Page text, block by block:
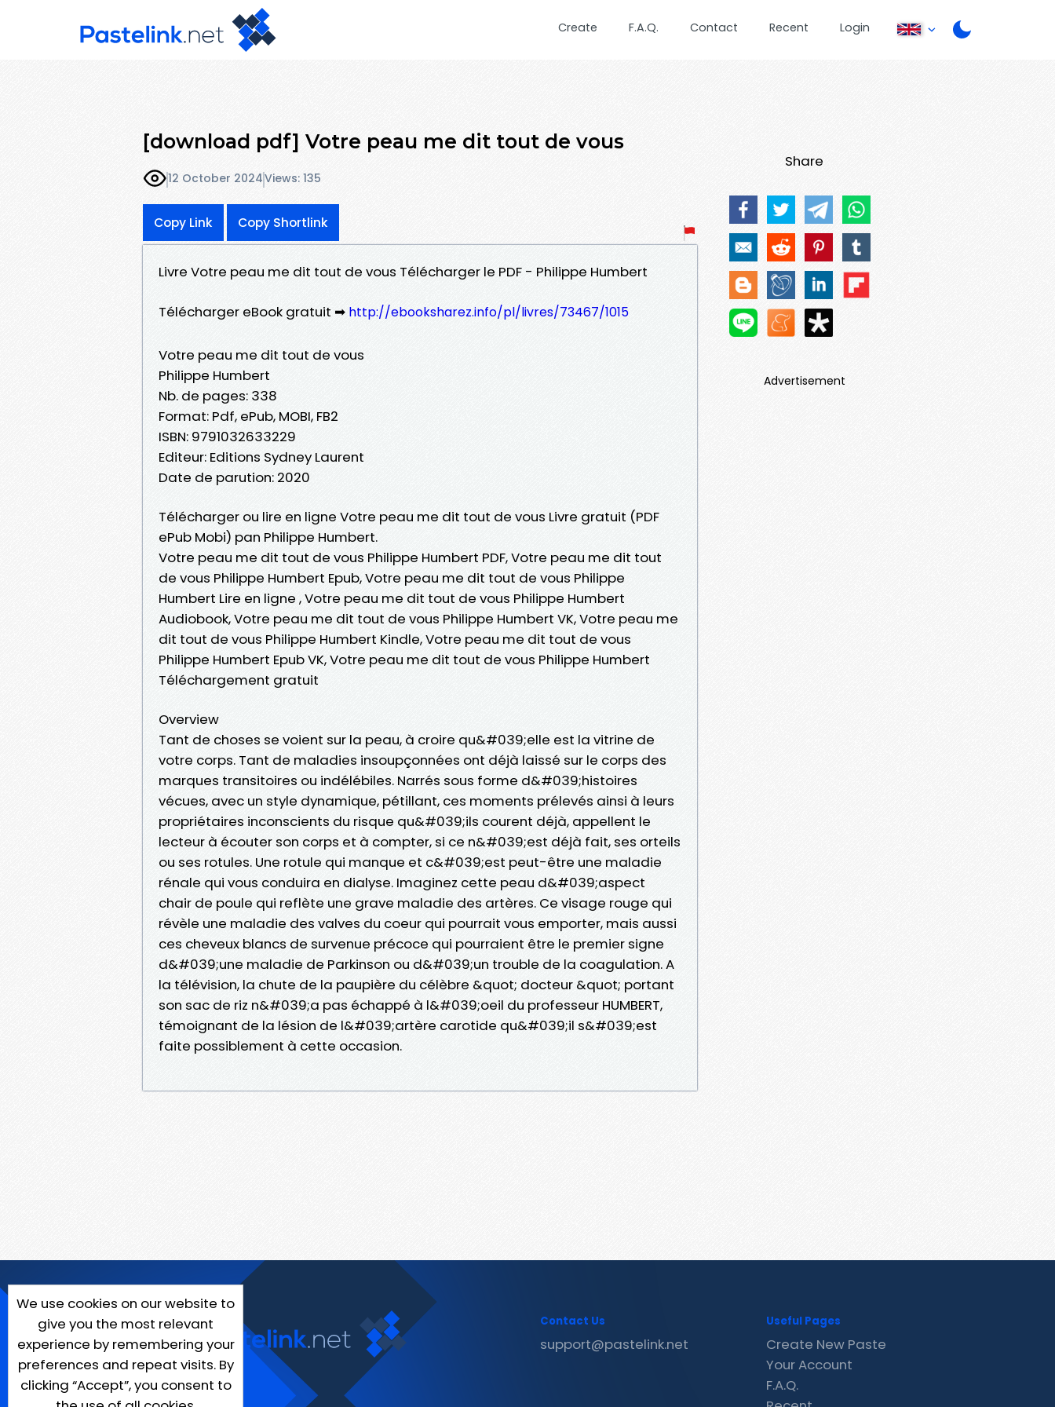
Create F.A.Q. Contact Recent Login
[download pdf] Votre peau me dit tout de vous
12 October 2024Views: 135
Copy Link Copy Shortlink
Livre Votre peau me dit tout de vous Télécharger le PDF - Philippe Humbert
Télécharger eBook gratuit ➡ http://ebooksharez.info/pl/livres/73467/1015
Votre peau me dit tout de vous
Philippe Humbert
Nb. de pages: 338
Format: Pdf, ePub, MOBI, FB2
ISBN: 9791032633229
Editeur: Editions Sydney Laurent
Date de parution: 2020
Télécharger ou lire en ligne Votre peau me dit tout de vous Livre gratuit (PDF
ePub Mobi) pan Philippe Humbert.
Votre peau me dit tout de vous Philippe Humbert PDF, Votre peau me dit tout
de vous Philippe Humbert Epub, Votre peau me dit tout de vous Philippe
Humbert Lire en ligne , Votre peau me dit tout de vous Philippe Humbert
Audiobook, Votre peau me dit tout de vous Philippe Humbert VK, Votre peau me
dit tout de vous Philippe Humbert Kindle, Votre peau me dit tout de vous
Philippe Humbert Epub VK, Votre peau me dit tout de vous Philippe Humbert
Téléchargement gratuit
Overview
Tant de choses se voient sur la peau, à croire qu&#039;elle est la vitrine de
votre corps. Tant de maladies insoupçonnées ont déjà laissé sur le corps des
marques transitoires ou indélébiles. Narrés sous forme d&#039;histoires
vécues, avec un style dynamique, pétillant, ces moments prélevés ainsi à leurs
propriétaires inconscients du risque qu&#039;ils courent déjà, appellent le
lecteur à écouter son corps et à compter, si ce n&#039;est déjà fait, ses orteils
ou ses rotules. Une rotule qui manque et c&#039;est peut-être une maladie
rénale qui vous conduira en dialyse. Imaginez cette peau d&#039;aspect
chair de poule qui reflète une grave maladie des artères. Ce visage rouge qui
révèle une maladie des valves du coeur qui pourrait vous emporter, mais aussi
ces cheveux blancs de survenue précoce qui pourraient être le premier signe
d&#039;une maladie de Parkinson ou d&#039;un trouble de la coagulation. A
la télévision, la chute de la paupière du célèbre &quot; docteur &quot; portant
son sac de riz n&#039;a pas échappé à l&#039;oeil du professeur HUMBERT,
témoignant de la lésion de l&#039;artère carotide qu&#039;il s&#039;est
faite possiblement à cette occasion.
Share
Advertisement
We use cookies on our website to
give you the most relevant
experience by remembering your
preferences and repeat visits. By
clicking “Accept”, you consent to
Contact Us
support@pastelink.net
Useful Pages
Create New Paste
Your Account
F.A.Q.